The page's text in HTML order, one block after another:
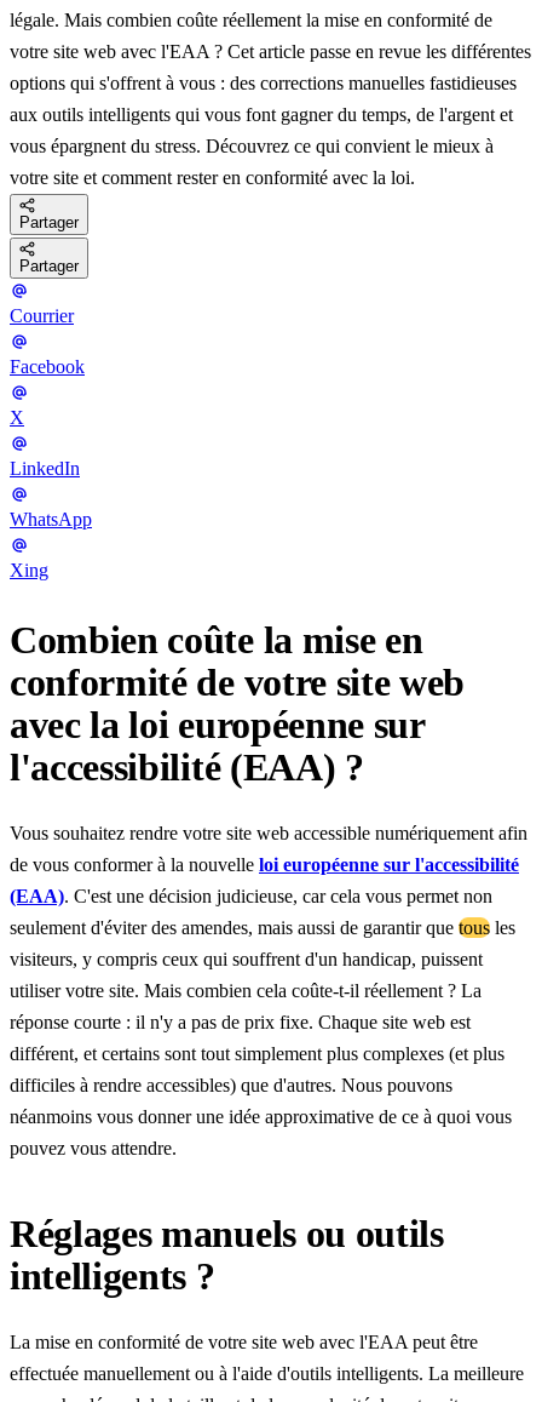
légale. Mais combien coûte réellement la mise en conformité de
votre site web avec l'EAA ? Cet article passe en revue les différentes
options qui s'offrent à vous : des corrections manuelles fastidieuses
aux outils intelligents qui vous font gagner du temps, de l'argent et
vous épargnent du stress. Découvrez ce qui convient le mieux à
votre site et comment rester en conformité avec la loi.
Partager
Partager
Courrier
Facebook
X
LinkedIn
WhatsApp
Xing
Combien coûte la mise en
conformité de votre site web
avec la loi européenne sur
l'accessibilité (EAA) ?
Vous souhaitez rendre votre site web accessible numériquement afin
de vous conformer à la nouvelle loi européenne sur l'accessibilité
(EAA). C'est une décision judicieuse, car cela vous permet non
seulement d'éviter des amendes, mais aussi de garantir que tous les
visiteurs, y compris ceux qui souffrent d'un handicap, puissent
utiliser votre site. Mais combien cela coûte-t-il réellement ? La
réponse courte : il n'y a pas de prix fixe. Chaque site web est
différent, et certains sont tout simplement plus complexes (et plus
difficiles à rendre accessibles) que d'autres. Nous pouvons
néanmoins vous donner une idée approximative de ce à quoi vous
pouvez vous attendre.
Réglages manuels ou outils
intelligents ?
La mise en conformité de votre site web avec l'EAA peut être
effectuée manuellement ou à l'aide d'outils intelligents. La meilleure